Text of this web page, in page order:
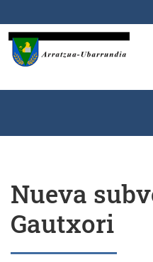
Nueva
Gautxori